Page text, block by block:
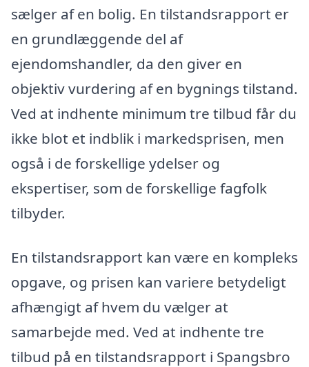
sælger af en bolig. En tilstandsrapport er
en grundlæggende del af
ejendomshandler, da den giver en
objektiv vurdering af en bygnings tilstand.
Ved at indhente minimum tre tilbud får du
ikke blot et indblik i markedsprisen, men
også i de forskellige ydelser og
ekspertiser, som de forskellige fagfolk
tilbyder.
En tilstandsrapport kan være en kompleks
opgave, og prisen kan variere betydeligt
afhængigt af hvem du vælger at
samarbejde med. Ved at indhente tre
tilbud på en tilstandsrapport i Spangsbro